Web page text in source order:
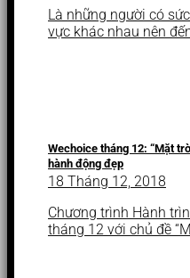
Là những người có
vực khác nhau nên
Wechoice tháng 12: “Mặt
hành động đẹp
18 Tháng 12, 2018
Chương trình Hành
tháng 12 với chủ đề